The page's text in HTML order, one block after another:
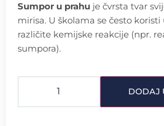
Sumpor u prahu je čvrsta tvar
mirisa. U školama se često
različite kemijske reakcije (npr.
sumpora).
DODAJ